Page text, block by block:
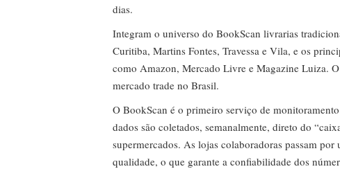
dias.
Integram o universo do BookScan livrarias
Curitiba, Martins Fontes, Travessa e Vila, e os
como Amazon, Mercado Livre e Magazine Luiza.
mercado trade no Brasil.
O BookScan é o primeiro serviço de
dados são coletados, semanalmente, direto do
supermercados. As lojas colaboradoras passam
qualidade, o que garante a confiabilidade dos